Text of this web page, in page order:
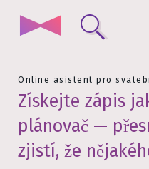
Online asistent pro
Získejte zápis
plánovač —
zjistí, že